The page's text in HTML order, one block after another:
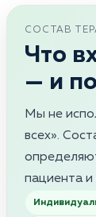
СОСТАВ
Что
— и
Мы не
всех».
пациента и